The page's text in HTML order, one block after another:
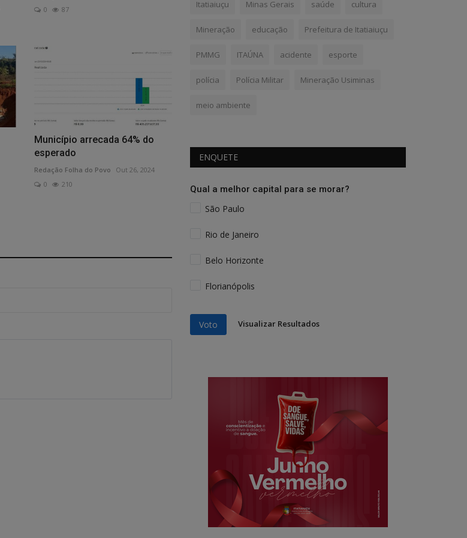
0
87
Município arrecada 64% do
esperado
Redação Folha do Povo
Out 26, 2024
0
210
Itatiaiuçu Minas Gerais saúde cultura
Mineração educação Prefeitura de Itatiaiuçu
PMMG ITAÚNA acidente esporte
polícia Polícia Militar Mineração Usiminas
meio ambiente
ENQUETE
Qual a melhor capital para se morar?
São Paulo
Rio de Janeiro
Belo Horizonte
Florianópolis
Voto Visualizar Resultados